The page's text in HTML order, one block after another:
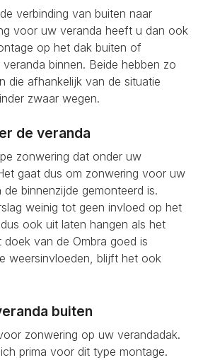
verbinding van buiten naar
voor uw veranda heeft u dan ook
op het dak buiten of
binnen. Beide hebben zo
die afhankelijk van de situatie
zwaar wegen.
de veranda
zonwering dat onder uw
gaat dus om zonwering voor uw
binnenzijde gemonteerd is.
weinig tot geen invloed op het
ook uit laten hangen als het
van de Ombra goed is
weersinvloeden, blijft het ook
buiten
zonwering op uw verandadak.
prima voor dit type montage.